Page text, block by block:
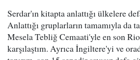
Serdar'ın kitapta anlattığı ülkelere
Anlattığı gruplarların tamamıyla da
Mesela Tebliğ Cemaati'yle en son
karşılaştım. Ayrıca İngiltere'yi ve